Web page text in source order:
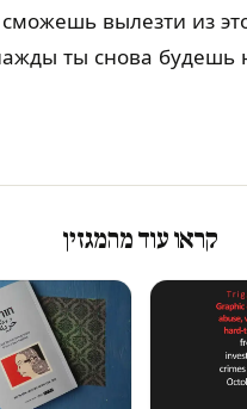
вылезти из
ты снова будешь
קראו עוד מהמגזין